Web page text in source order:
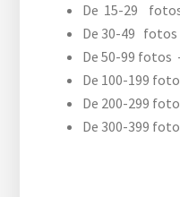
De 15-29
De 30-49
De 50-99 fotos
De 100-199
De 200-299
De 300-399